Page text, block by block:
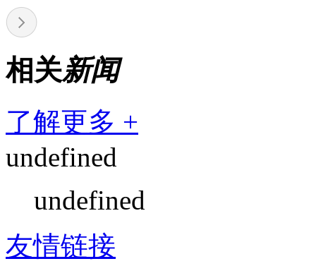
相关新闻
了解更多 +
undefined
undefined
友情链接